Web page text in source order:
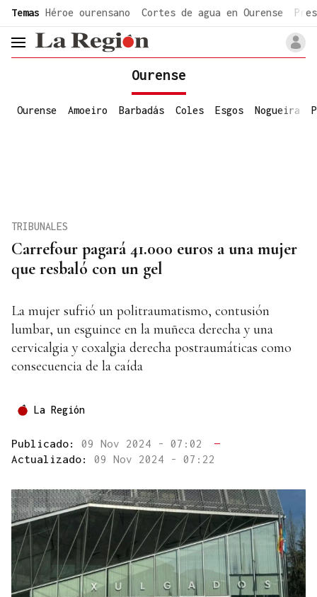
common.go-to-content
Temas Héroe ourensano Cortes de agua en Ourense
header.menu.open
Ourense
Ourense Amoeiro Barbadás Coles Esgos Nogueira
Carrefour pagará 41.000 euros a una mujer
que resbaló con un gel
TRIBUNALES
La mujer sufrió un politraumatismo, contusión
lumbar, un esguince en la muñeca derecha y una
cervicalgia y coxalgia derecha postraumáticas como
consecuencia de la caída
La Región
Publicado: 09 Nov 2024 - 07:02
—
Actualizado: 09 Nov 2024 - 07:22